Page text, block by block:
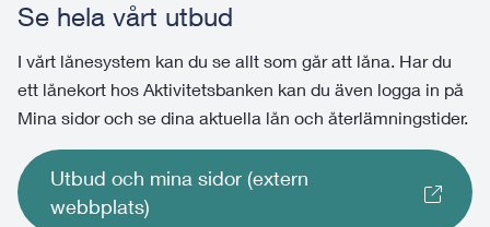
Se hela vårt utbud
I vårt lånesystem kan du se allt som går att låna. Har du
ett lånekort hos Aktivitetsbanken kan du även logga in på
Mina sidor och se dina aktuella lån och återlämningstider.
Utbud och mina sidor (extern
webbplats)